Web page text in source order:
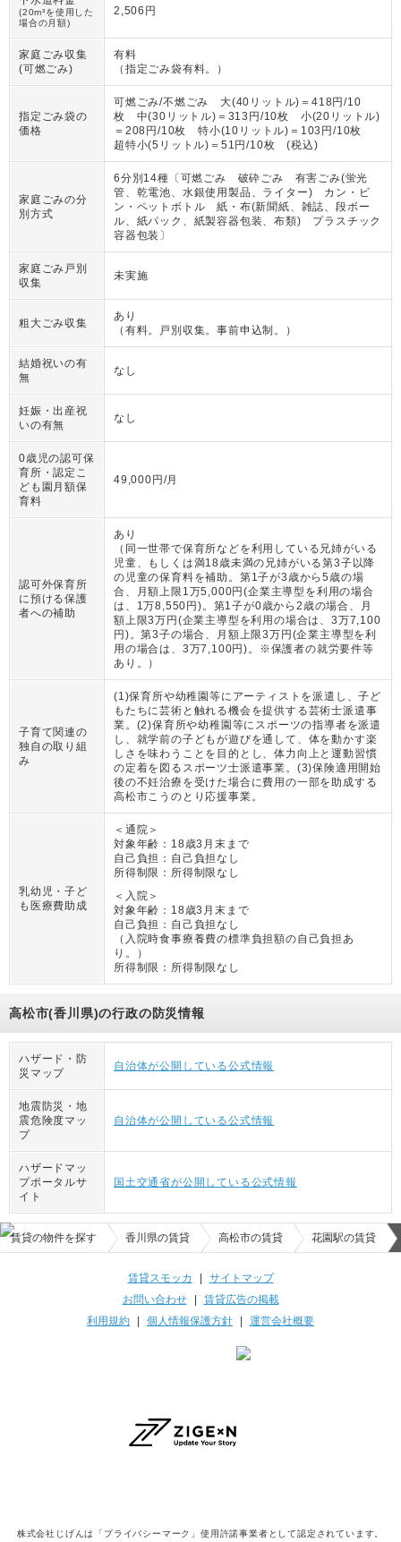
(20m³を使用した
場合の月額)
2,506円
家庭ごみ収集
(可燃ごみ)
有料
（ 指定ごみ袋有料。 ）
指定ごみ袋の
価格
可燃ごみ/不燃ごみ 大(40リットル)＝418円/10
枚 中(30リットル)＝313円/10枚 小(20リットル)
＝208円/10枚 特小(10リットル)＝103円/10枚
超特小(5リットル)＝51円/10枚 (税込)
家庭ごみの分
別方式
6分別14種〔可燃ごみ 破砕ごみ 有害ごみ(蛍光
管、乾電池、水銀使用製品、ライター) カン・ビ
ン・ペットボトル 紙・布(新聞紙、雑誌、段ボー
ル、紙パック、紙製容器包装、布類) プラスチック
容器包装〕
家庭ごみ戸別
収集
未実施
粗大ごみ収集
あり
（ 有料。戸別収集。事前申込制。 ）
結婚祝いの有
無
なし
妊娠・出産祝
いの有無
なし
0歳児の認可保
育所・認定こ
ども園月額保
育料
49,000円/月
認可外保育所
に預ける保護
者への補助
あり
（ 同一世帯で保育所などを利用している兄姉がいる
児童、もしくは満18歳未満の兄姉がいる第3子以降
の児童の保育料を補助。第1子が3歳から5歳の場
合、月額上限1万5,000円(企業主導型を利用の場合
は、1万8,550円)。第1子が0歳から2歳の場合、月
額上限3万円(企業主導型を利用の場合は、3万7,100
円)。第3子の場合、月額上限3万円(企業主導型を利
用の場合は、3万7,100円)。※保護者の就労要件等
あり。
）
子育て関連の
独自の取り組
み
(1)保育所や幼稚園等にアーティストを派遣し、子ど
もたちに芸術と触れる機会を提供する芸術士派遣事
業。(2)保育所や幼稚園等にスポーツの指導者を派遣
し、就学前の子どもが遊びを通して、体を動かす楽
しさを味わうことを目的とし、体力向上と運動習慣
の定着を図るスポーツ士派遣事業。(3)保険適用開始
後の不妊治療を受けた場合に費用の一部を助成する
高松市こうのとり応援事業。
乳幼児・子ど
も医療費助成
＜通院＞
対象年齢： 18歳3月末まで
自己負担： 自己負担なし
所得制限： 所得制限なし
＜入院＞
対象年齢： 18歳3月末まで
自己負担： 自己負担なし
（ 入院時食事療養費の標準負担額の自己負担あ
り。
）
所得制限： 所得制限なし
高松市(香川県)の行政の防災情報
ハザード・防
災マップ
自治体が公開している公式情報
地震防災・地
震危険度マッ
プ
自治体が公開している公式情報
ハザードマッ
プポータルサ
イト
国土交通省が公開している公式情報
賃貸の物件を探す 香川県の賃貸 高松市の賃貸 花園駅の賃貸
賃貸スモッカ
サイトマップ
お問い合わせ| 賃貸広告の掲載
利用規約
個人情報保護方針 運営会社概要
株式会社じげんは「プライバシーマーク」使用許諾事業者として認定されています。